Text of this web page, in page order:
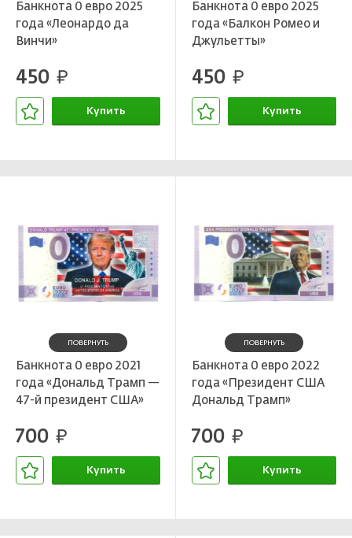
Банкнота 0 евро 2025
года «Леонардо да
Винчи»
450 руб.
Купить
Банкнота 0 евро 2025
года «Балкон Ромео и
Джульетты»
450 руб.
Купить
ПОВЕРНУТЬ
Банкнота 0 евро 2021
года «Дональд Трамп —
47-й президент США»
700 руб.
Купить
ПОВЕРНУТЬ
Банкнота 0 евро 2022
года «Президент США
Дональд Трамп»
700 руб.
Купить